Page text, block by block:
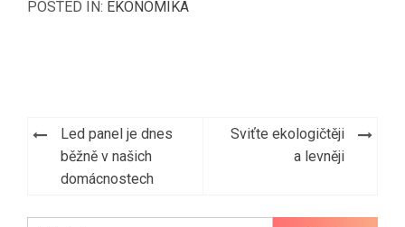
POSTED IN: EKONOMIKA
Navigace
pro
příspěvek
Led panel je dnes
běžně v našich
domácnostech
Sviťte ekologičtěji
a levněji